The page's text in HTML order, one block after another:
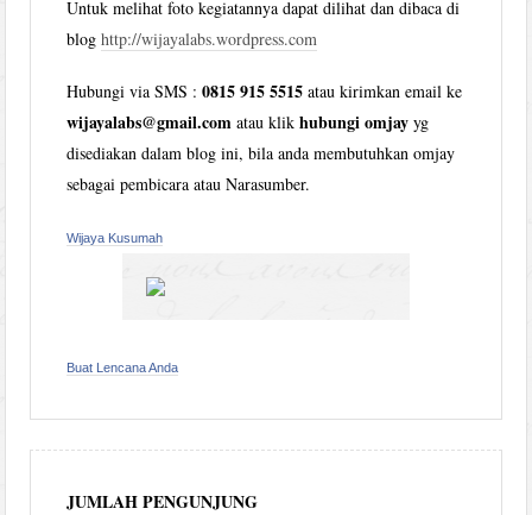
Untuk melihat foto kegiatannya dapat dilihat dan dibaca di
bloghttp://wijayalabs.wordpress.com
Hubungi via SMS :0815 915 5515 atau kirimkan email ke
wijayalabs@gmail.com atau klikhubungi omjay yg
disediakan dalam blog ini, bila anda membutuhkan omjay
sebagai pembicara atau Narasumber.
Wijaya Kusumah
Buat Lencana Anda
JUMLAH PENGUNJUNG